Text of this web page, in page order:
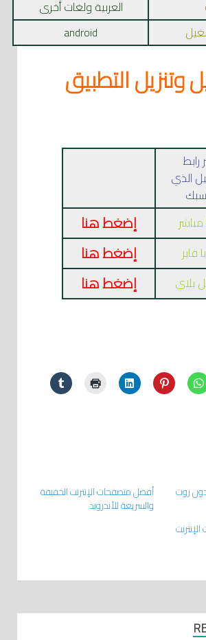
العربية ولغات أخرى
android
وتنزيل التطبيق
رابط
الذي
مباشر
إضغط هنا
فاير إضغط هنا
بلاي إضغط هنا
روت أفضل متصفحات الإنترنت الخفيفة
والسريعة للأندرويد